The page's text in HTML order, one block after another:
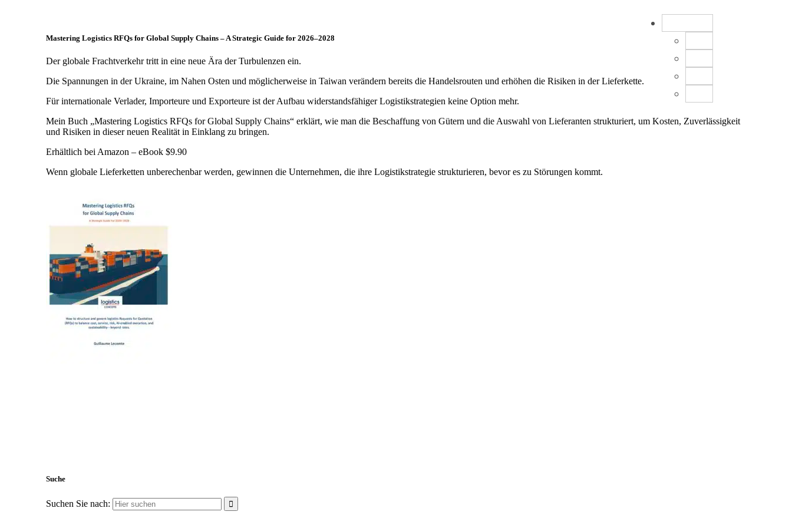
Mastering Logistics RFQs for Global Supply Chains – A Strategic Guide for 2026–2028
Der globale Frachtverkehr tritt in eine neue Ära der Turbulenzen ein.
Die Spannungen in der Ukraine, im Nahen Osten und möglicherweise in Taiwan verändern bereits die Handelsrouten und erhöhen die Risiken in der Lieferkette.
Für internationale Verlader, Importeure und Exporteure ist der Aufbau widerstandsfähiger Logistikstrategien keine Option mehr.
Mein Buch „Mastering Logistics RFQs for Global Supply Chains“ erklärt, wie man die Beschaffung von Gütern und die Auswahl von Lieferanten strukturiert, um Kosten, Zuverlässigkeit
und Risiken in dieser neuen Realität in Einklang zu bringen.
Erhältlich bei Amazon – eBook $9.90
Wenn globale Lieferketten unberechenbar werden, gewinnen die Unternehmen, die ihre Logistikstrategie strukturieren, bevor es zu Störungen kommt.
Suche
Suchen Sie nach: